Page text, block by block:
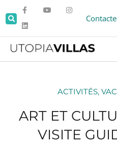
ACTIVITÉS,
ART ET
VISITE